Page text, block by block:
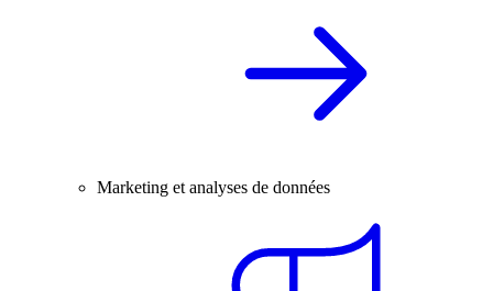
Marketing et analyses de données